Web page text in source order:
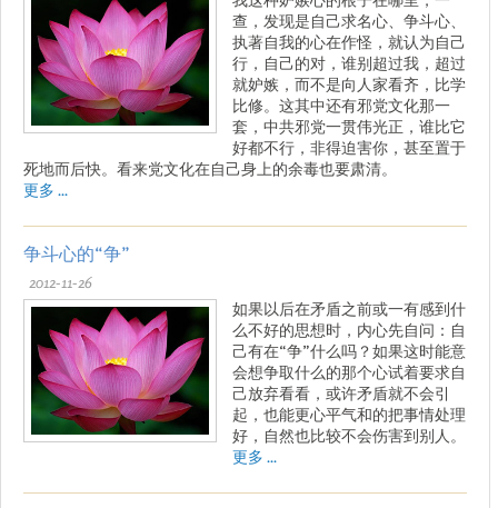
查，发现是自己求名心、争斗心、
执著自我的心在作怪，就认为自己
行，自己的对，谁别超过我，超过
就妒嫉，而不是向人家看齐，比学
比修。这其中还有邪党文化那一
套，中共邪党一贯伟光正，谁比它
好都不行，非得迫害你，甚至置于
死地而后快。看来党文化在自己身上的余毒也要肃清。
更多 ...
争斗心的“争”
2012-11-26
如果以后在矛盾之前或一有感到什
么不好的思想时，内心先自问：自
己有在“争”什么吗？如果这时能意
会想争取什么的那个心试着要求自
己放弃看看，或许矛盾就不会引
起，也能更心平气和的把事情处理
好，自然也比较不会伤害到别人。
更多 ...